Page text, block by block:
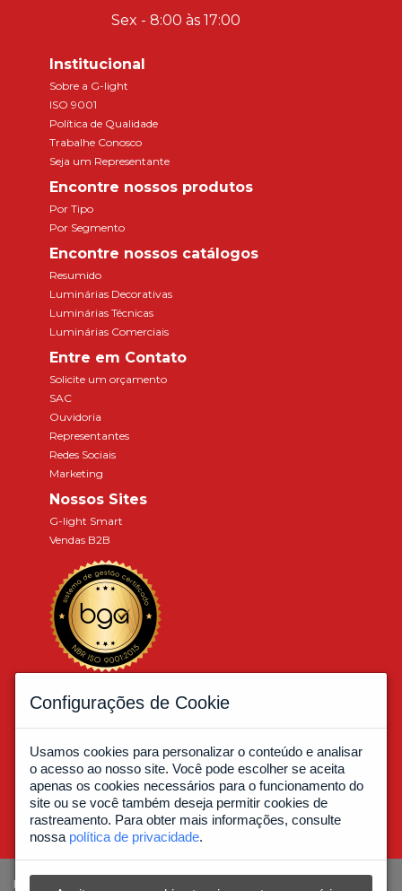
Sex - 8:00 às 17:00
Institucional
Sobre a G-light
ISO 9001
Política de Qualidade
Trabalhe Conosco
Seja um Representante
Encontre nossos produtos
Por Tipo
Por Segmento
Encontre nossos catálogos
Resumido
Luminárias Decorativas
Luminárias Técnicas
Luminárias Comerciais
Entre em Contato
Solicite um orçamento
SAC
Ouvidoria
Representantes
Redes Sociais
Marketing
Nossos Sites
G-light Smart
Vendas B2B
Associados a:
MATRIZ: Av. Dep. Luis Eduardo Magalhães, 7000 - Limoeiro - CEP
Configurações de Cookie
Usamos cookies para personalizar o conteúdo e analisar
o acesso ao nosso site. Você pode escolher se aceita
apenas os cookies necessários para o funcionamento do
site ou se você também deseja permitir cookies de
rastreamento. Para obter mais informações, consulte
nossa política de privacidade.